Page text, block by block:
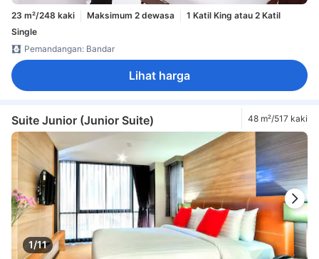
23 m²/248 kaki Maksimum 2 dewasa
1 Katil King atau 2 Katil
Single
Pemandangan: Bandar
Lihat harga
Suite Junior (Junior Suite) 48 m²/517 kaki
1/11